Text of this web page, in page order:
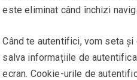
este eliminat când închizi
Când te autentifici, vom seta
salva informațiile de
ecran. Cookie-urile de